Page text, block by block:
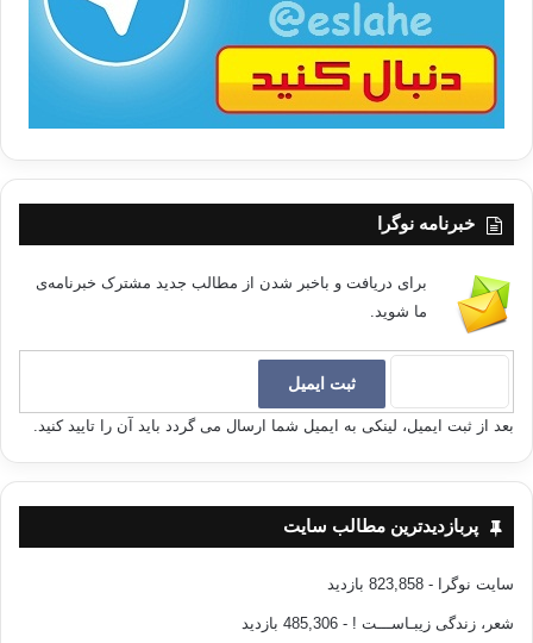
خبرنامه نوگرا
برای دریافت و باخبر شدن از مطالب جدید مشترک خبرنامه‌ی
ما شوید.
بعد از ثبت ایمیل، لینکی به ایمیل شما ارسال می گردد باید آن را تایید کنید.
پربازدیدترین مطالب سایت
سایت نوگرا - 823,858 بازدید
شعر، زندگی زیبـاســـت ! - 485,306 بازدید